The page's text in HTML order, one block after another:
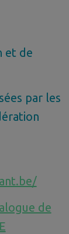
et de
par les
de